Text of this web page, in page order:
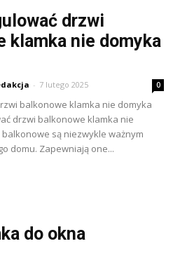
drzwi
klamka nie domyka
- 7 lutego 2025 0
balkonowe klamka nie domyka
drzwi balkonowe klamka nie
balkonowe są niezwykle ważnym
domu. Zapewniają one...
do okna